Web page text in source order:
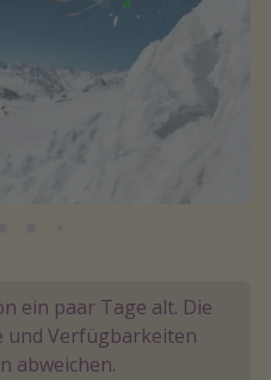
ein paar Tage alt. Die
und Verfügbarkeiten
abweichen.